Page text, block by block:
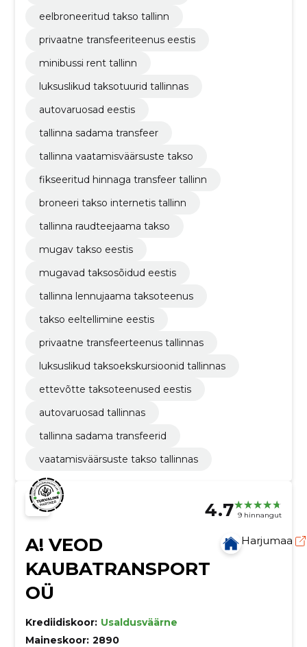
eelbroneeritud takso tallinn
privaatne transfeeriteenus eestis
minibussi rent tallinn
luksuslikud taksotuurid tallinnas
autovaruosad eestis
tallinna sadama transfeer
tallinna vaatamisväärsuste takso
fikseeritud hinnaga transfeer tallinn
broneeri takso internetis tallinn
tallinna raudteejaama takso
mugav takso eestis
mugavad taksosõidud eestis
tallinna lennujaama taksoteenus
takso eeltellimine eestis
privaatne transfeerteenus tallinnas
luksuslikud taksoekskursioonid tallinnas
ettevõtte taksoteenused eestis
autovaruosad tallinnas
tallinna sadama transfeerid
vaatamisväärsuste takso tallinnas
4.7 9 hinnangut
A! VEOD
KAUBATRANSPORT
OÜ
Harjumaa
Krediidiskoor: Usaldusväärne
Maineskoor: 2890